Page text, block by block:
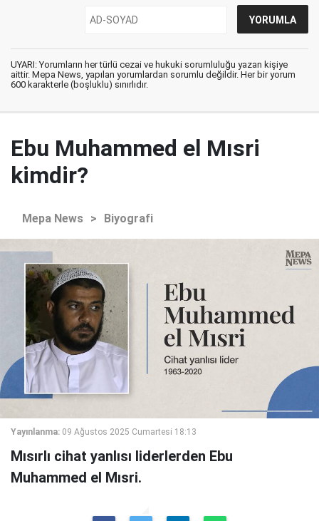
UYARI: Yorumların her türlü cezai ve hukuki sorumluluğu yazan kişiye
aittir. Mepa News, yapılan yorumlardan sorumlu değildir. Her bir yorum
600 karakterle (boşluklu) sınırlıdır.
Ebu Muhammed el Mısri
kimdir?
Mepa News > Biyografi
Yayınlanma: 09 Ağustos 2025 Cumartesi 18:13
Mısırlı cihat yanlısı liderlerden Ebu
Muhammed el Mısri.